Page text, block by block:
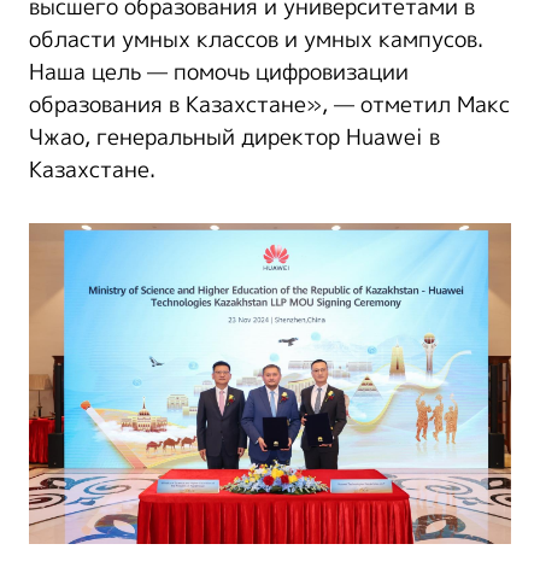
высшего образования и университетами в
области умных классов и умных кампусов.
Наша цель — помочь цифровизации
образования в Казахстане», — отметил Макс
Чжао, генеральный директор Huawei в
Казахстане.